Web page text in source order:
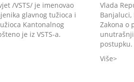
/VSTS/ je imenovao
glavnog tužioca i
Kantonalnog
je iz VSTS-a.
Vlada
Zakona o
postupku.
Više